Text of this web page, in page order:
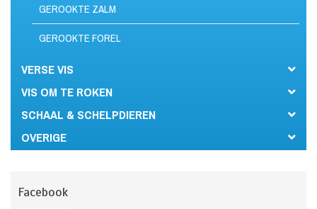
GEROOKTE ZALM
GEROOKTE FOREL
VERSE VIS
VIS OM TE ROKEN
SCHAAL & SCHELPDIEREN
OVERIGE
Facebook